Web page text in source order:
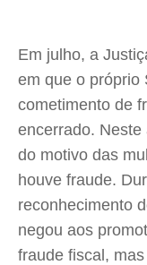
Em julho, a
em que o próprio
cometimento de
encerrado.
do motivo das
houve fraude.
reconhecimento
negou aos
fraude fiscal,